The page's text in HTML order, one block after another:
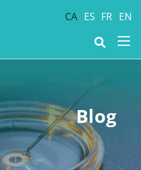
CA ES FR EN
Blog